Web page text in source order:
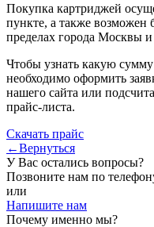
Покупка картриджей
пункте, а также возможен
пределах города Москвы
Чтобы узнать какую
необходимо оформить
нашего сайта или
прайс-листа.
Скачать прайс
←Вернуться
У Вас остались вопросы?
Позвоните нам по
или
Напишите нам
Почему именно мы?